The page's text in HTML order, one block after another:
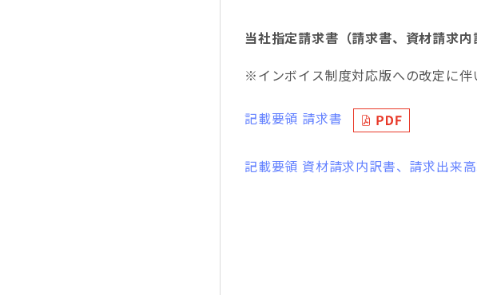
当社指定請求書（請求書、資材請求
※インボイス制度対応版への改定に伴
記載要領 請求書
記載要領 資材請求内訳書、請求出来